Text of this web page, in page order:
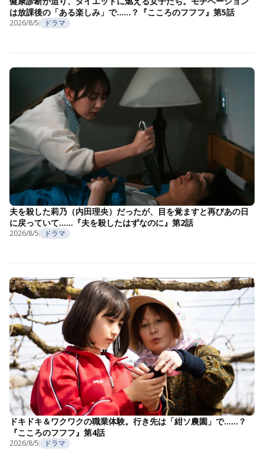
は放課後の「ある楽しみ」で……？『こころのフフフ』第5話
2026/8/5 ドラマ
夫を殺した莉乃（内田理央）だったが、目を覚ますと再びあの日
に戻っていて……『夫を殺したはずなのに』第2話
2026/8/5 ドラマ
ドキドキ＆ワクワクの職業体験。行き先は「紺ソ農園」で……？
『こころのフフフ』第4話
2026/8/5 ドラマ